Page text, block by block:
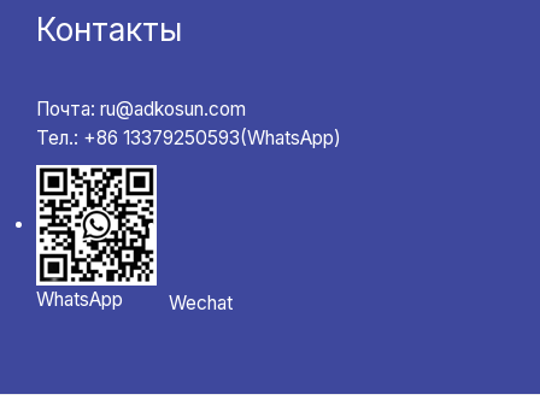
Контакты
Почта: ru@adkosun.com
Тел.: +86 13379250593(WhatsApp)
WhatsApp Wechat